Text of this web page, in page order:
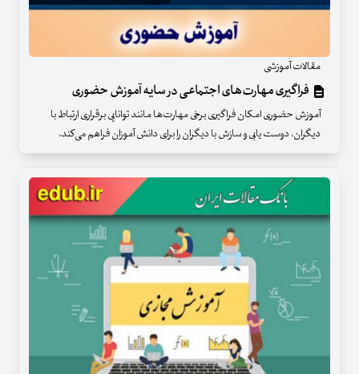
مقالات آموزشی
فراگیری مهارت‌های اجتماعی در سایه آموزش حضوری
آموزش حضوری امکان فراگیری برخی مهارت‌ها مانند توانایی برقراری ارتباط با
دیگران، دوست یابی و سازش با دیگران را برای دانش آموزان فراهم می‌کند.